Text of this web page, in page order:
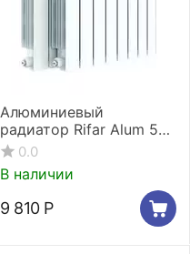
Алюминиевый
радиатор Rifar Alum 500
9 секций
0.0
В наличии
9 810 Р